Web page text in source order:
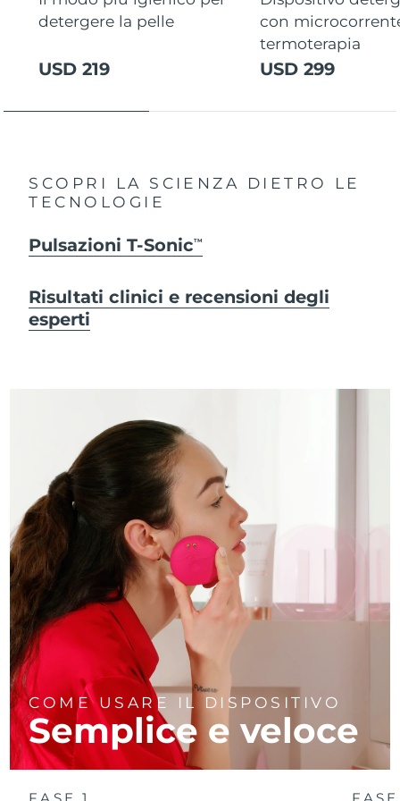
detergere la pelle
USD 219
con
termoterapia
USD 299
SCOPRI LA SCIENZA DIETRO LE
TECNOLOGIE
Pulsazioni T-SonicTM
Risultati clinici e recensioni degli
esperti
COME USARE IL DISPOSITIVO
Semplice e veloce